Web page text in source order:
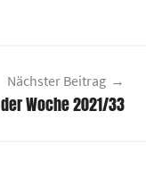
Nächster Beitrag
Woche 2021/33